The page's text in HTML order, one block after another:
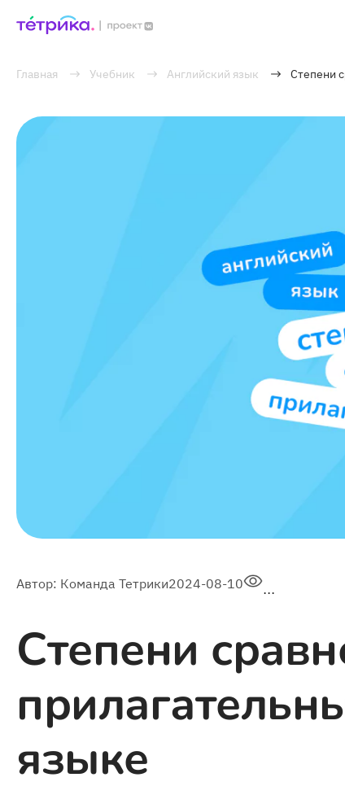
Главная Учебник Английский язык Степени
Автор: Команда Тетрики2024-08-10
Степени
языке